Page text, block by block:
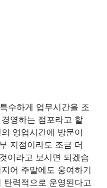
수하게 업무시간을 조
영하는 점포라고 할
영업시간에 방문이
지점이라도 조금 더
이라고 보시면 되겠습
어 주말에도 웅여하기
탄력적으로 운영된다고